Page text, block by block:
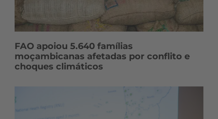
FAO apoiou 5.640 famílias
moçambicanas afetadas por conflito e
choques climáticos